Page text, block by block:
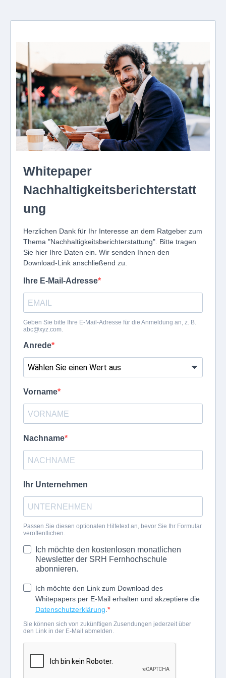
Whitepaper
Nachhaltigkeitsberichterstatt
ung
Herzlichen Dank für Ihr Interesse an dem Ratgeber zum
Thema "Nachhaltigkeitsberichterstattung". Bitte tragen
Sie hier Ihre Daten ein. Wir senden Ihnen den
Download-Link anschließend zu.
Ihre E-Mail-Adresse
Geben Sie bitte Ihre E-Mail-Adresse für die Anmeldung an, z. B.
abc@xyz.com.
Anrede
Vorname
Nachname
Ihr Unternehmen
Passen Sie diesen optionalen Hilfetext an, bevor Sie Ihr Formular
veröffentlichen.
Ich möchte den kostenlosen monatlichen
Newsletter der SRH Fernhochschule
abonnieren.
Ich möchte den Link zum Download des
Whitepapers per E-Mail erhalten und akzeptiere die
Datenschutzerklärung.
Sie können sich von zukünftigen Zusendungen jederzeit über
den Link in der E-Mail abmelden.